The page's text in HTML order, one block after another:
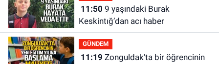
11:50
Keskintığ’dan acı haber
GÜNDEM
11:19